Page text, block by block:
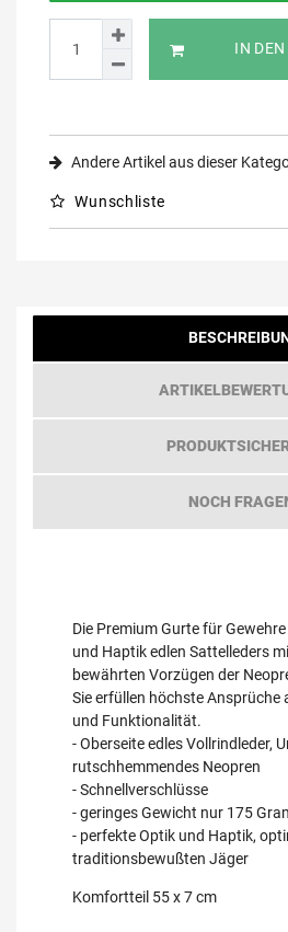
IN
Andere Artikel aus dieser
Wunschliste
NOCH
Die Premium Gurte für
und Haptik edlen Sattelleders
bewährten Vorzügen der
Sie erfüllen höchste Ansprüche
und Funktionalität.
- Oberseite edles Vollrindleder,
rutschhemmendes Neopren
- Schnellverschlüsse
- geringes Gewicht nur 175
- perfekte Optik und Haptik,
traditionsbewußten Jäger
Komfortteil 55 x 7 cm